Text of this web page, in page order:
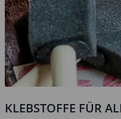
KLEBSTOFFE FÜR